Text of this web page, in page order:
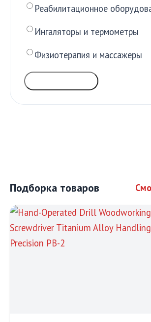
Реабилитационное
Ингаляторы и термометры
Физиотерапия и массажеры
Подборка товаров